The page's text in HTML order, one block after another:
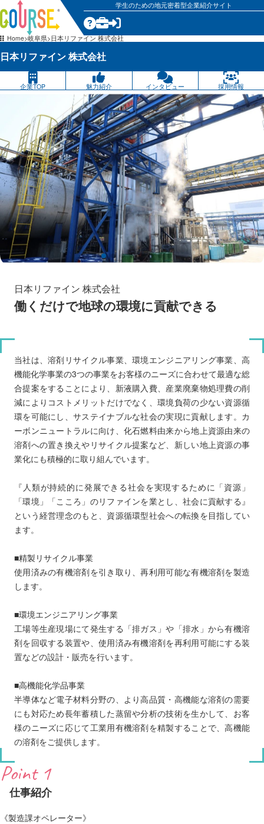
学生のための地元密着型企業紹介サイト
Home 岐阜県 日本リファイン 株式会社
日本リファイン 株式会社
企業TOP 魅力紹介 インタビュー 採用情報
日本リファイン 株式会社
働くだけで地球の環境に貢献できる
当社は、溶剤リサイクル事業、環境エンジニアリング事業、高
機能化学事業の3つの事業をお客様のニーズに合わせて最適な総
合提案をすることにより、新液購入費、産業廃棄物処理費の削
減によりコストメリットだけでなく、環境負荷の少ない資源循
環を可能にし、サステイナブルな社会の実現に貢献します。カ
ーボンニュートラルに向け、化石燃料由来から地上資源由来の
溶剤への置き換えやリサイクル提案など、新しい地上資源の事
業化にも積極的に取り組んでいます。
『人類が持続的に発展できる社会を実現するために「資源」
「環境」「こころ」のリファインを業とし、社会に貢献する』
という経営理念のもと、資源循環型社会への転換を目指してい
ます。
■精製リサイクル事業
使用済みの有機溶剤を引き取り、再利用可能な有機溶剤を製造
します。
■環境エンジニアリング事業
工場等生産現場にて発生する「排ガス」や「排水」から有機溶
剤を回収する装置や、使用済み有機溶剤を再利用可能にする装
置などの設計・販売を行います。
■高機能化学品事業
半導体など電子材料分野の、より高品質・高機能な溶剤の需要
にも対応ため長年蓄積した蒸留や分析の技術を生かして、お客
様のニーズに応じて工業用有機溶剤を精製することで、高機能
の溶剤をご提供します。
Point 1
仕事紹介
《製造課オペレーター》